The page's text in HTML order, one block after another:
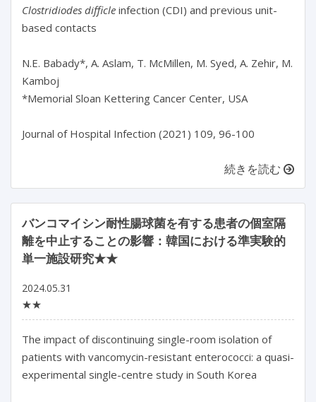
Clostridiodes difficle infection (CDI) and previous unit-
based contacts
N.E. Babady*, A. Aslam, T. McMillen, M. Syed, A. Zehir, M.
Kamboj
*Memorial Sloan Kettering Cancer Center, USA
Journal of Hospital Infection (2021) 109, 96-100
続きを読む
バンコマイシン耐性腸球菌を有する患者の個室隔
離を中止することの影響：韓国における準実験的
単一施設研究★★
2024.05.31
★★
The impact of discontinuing single-room isolation of
patients with vancomycin-resistant enterococci: a quasi-
experimental single-centre study in South Korea